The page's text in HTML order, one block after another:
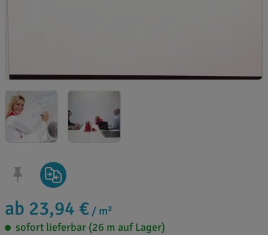
ab 23,94 € / m²
sofort lieferbar (26 m auf Lager)